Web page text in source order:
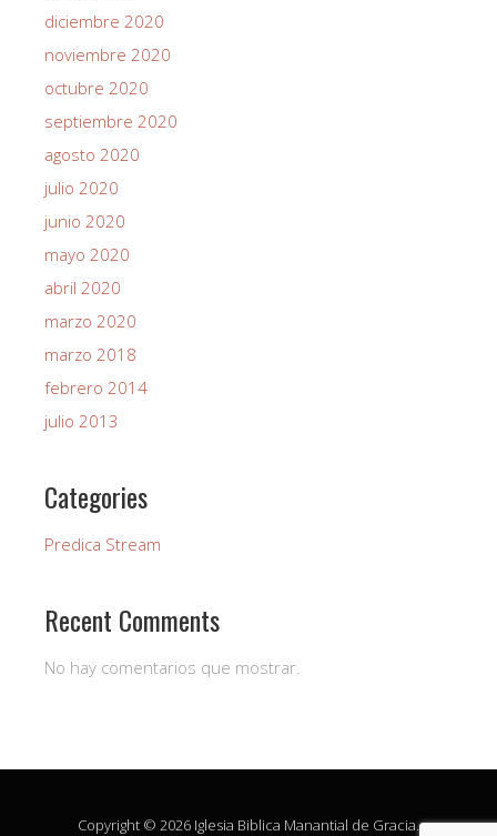
diciembre 2020
noviembre 2020
octubre 2020
septiembre 2020
agosto 2020
julio 2020
junio 2020
mayo 2020
abril 2020
marzo 2020
marzo 2018
febrero 2014
julio 2013
Categories
Predica Stream
Recent Comments
No hay comentarios que mostrar.
Copyright © 2026 Iglesia Biblica Manantial de Gracia.